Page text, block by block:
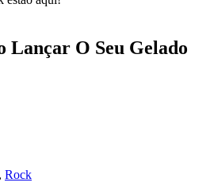
Lançar O Seu Gelado
, Rock